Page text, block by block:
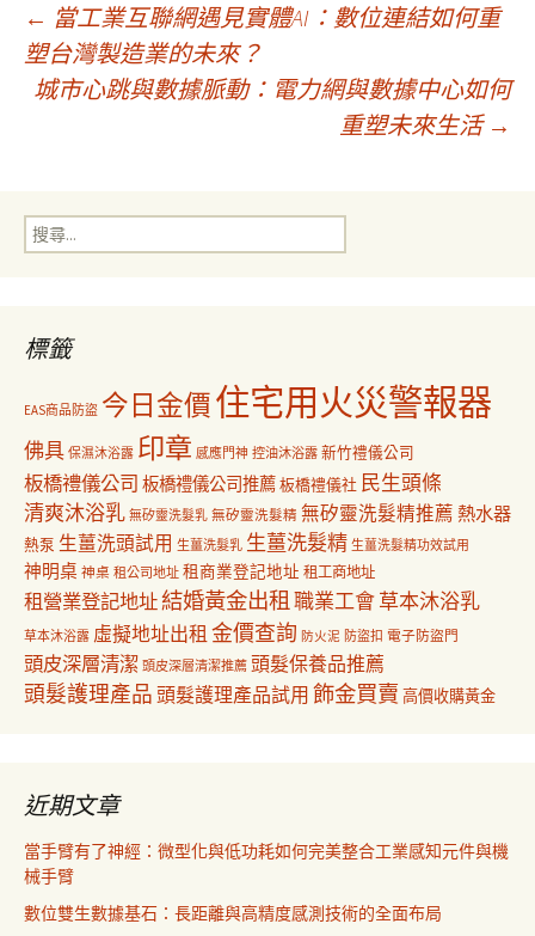
文
章
覽
← 當工業互聯網遇見實體AI：數位連結如何重
塑台灣製造業的未來？
城市心跳與數據脈動：電力網與數據中心如何
重塑未來生活 →
搜
尋
標籤
EAS商品防盜 今日金價住宅用火災警報器
佛具 保濕沐浴露 印章 感應門神 控油沐浴露 新竹禮儀公司
板橋禮儀公司 板橋禮儀公司推薦板橋禮儀社 民生頭條
清爽沐浴乳 無矽靈洗髮乳 無矽靈洗髮精 無矽靈洗髮精推薦 熱水器
熱泵 生薑洗頭試用 生薑洗髮乳 生薑洗髮精 生薑洗髮精功效試用
神明桌 神桌 租公司地址 租商業登記地址 租工商地址
租營業登記地址結婚黃金出租職業工會草本沐浴乳
草本沐浴露 虛擬地址出租 金價查詢 防火泥 防盜扣 電子防盜門
頭皮深層清潔 頭皮深層清潔推薦 頭髮保養品推薦
頭髮護理產品 頭髮護理產品試用 飾金買賣 高價收購黃金
近期文章
當手臂有了神經：微型化與低功耗如何完美整合工業感知元件與機
械手臂
數位雙生數據基石：長距離與高精度感測技術的全面布局